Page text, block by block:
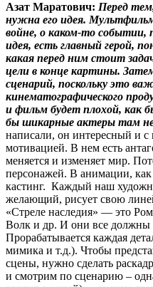
Азат Маратович: Перед
нужна его идея.
войне, о каком-то
идея, есть главный герой,
какая перед ним стоит
цели в конце картины.
сценарий, поскольку это
кинематографического
и фильм будет плохой, как
бы шикарные актеры там не
написали, он интересный и с
мотивацией. В нем есть
меняется и изменяет мир.
персонажей. В анимации, как
кастинг. Каждый наш
желающий, рисует свою
«Стреле наследия» — это
Волк и др. И они все должны
Прорабатывается каждая
мимика и т.д.). Чтобы
сцены, нужно сделать
и смотрим по сценарию –